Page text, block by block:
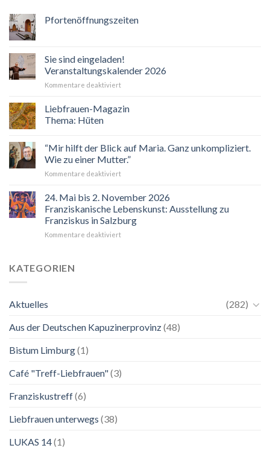
Pfortenöffnungszeiten
Sie sind eingeladen!
Veranstaltungskalender 2026
Kommentare deaktiviertfür
sind
eingeladen!
Liebfrauen-Magazin
Thema: Hüten
“Mir hilft der Blick auf Maria. Ganz unkompliziert.
Wie zu einer Mutter.”
Kommentare deaktiviertfür
hilft
der
Blick
auf
Maria.
24. Mai bis 2. November 2026
Franziskanische Lebenskunst: Ausstellung zu
Franziskus in Salzburg
Kommentare deaktiviertfür
Ausstellung
KATEGORIEN
Aktuelles
(282)
Aus der Deutschen Kapuzinerprovinz(48)
Bistum Limburg(1)
Café "Treff-Liebfrauen"(3)
Franziskustreff(6)
Liebfrauen unterwegs (38)
LUKAS 14(1)